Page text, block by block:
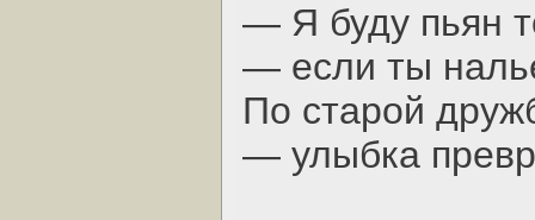
— Я буду пьян
— если ты
По старой
— улыбка